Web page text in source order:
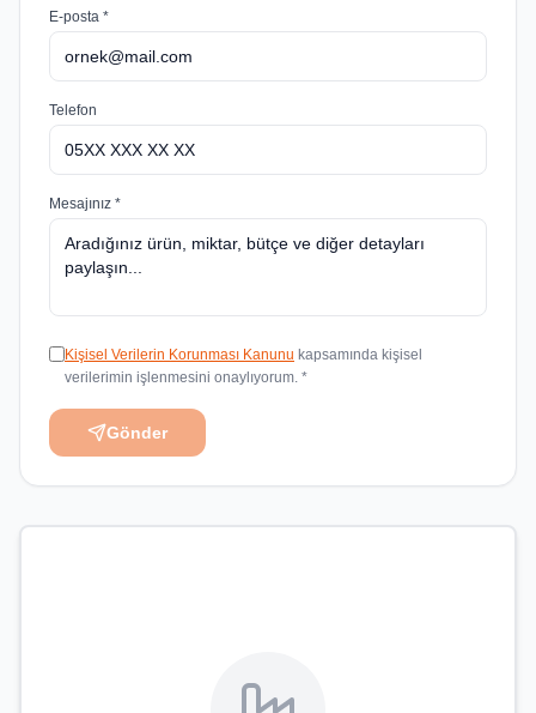
E-posta *
Telefon
Mesajınız *
Kişisel Verilerin Korunması Kanunu kapsamında kişisel
verilerimin işlenmesini onaylıyorum. *
Gönder